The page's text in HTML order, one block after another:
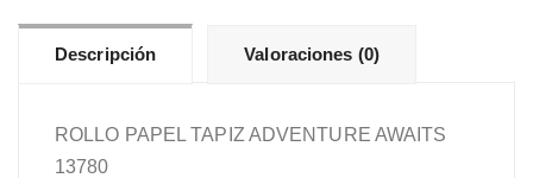
Descripción Valoraciones (0)
ROLLO PAPEL TAPIZ ADVENTURE AWAITS
13780